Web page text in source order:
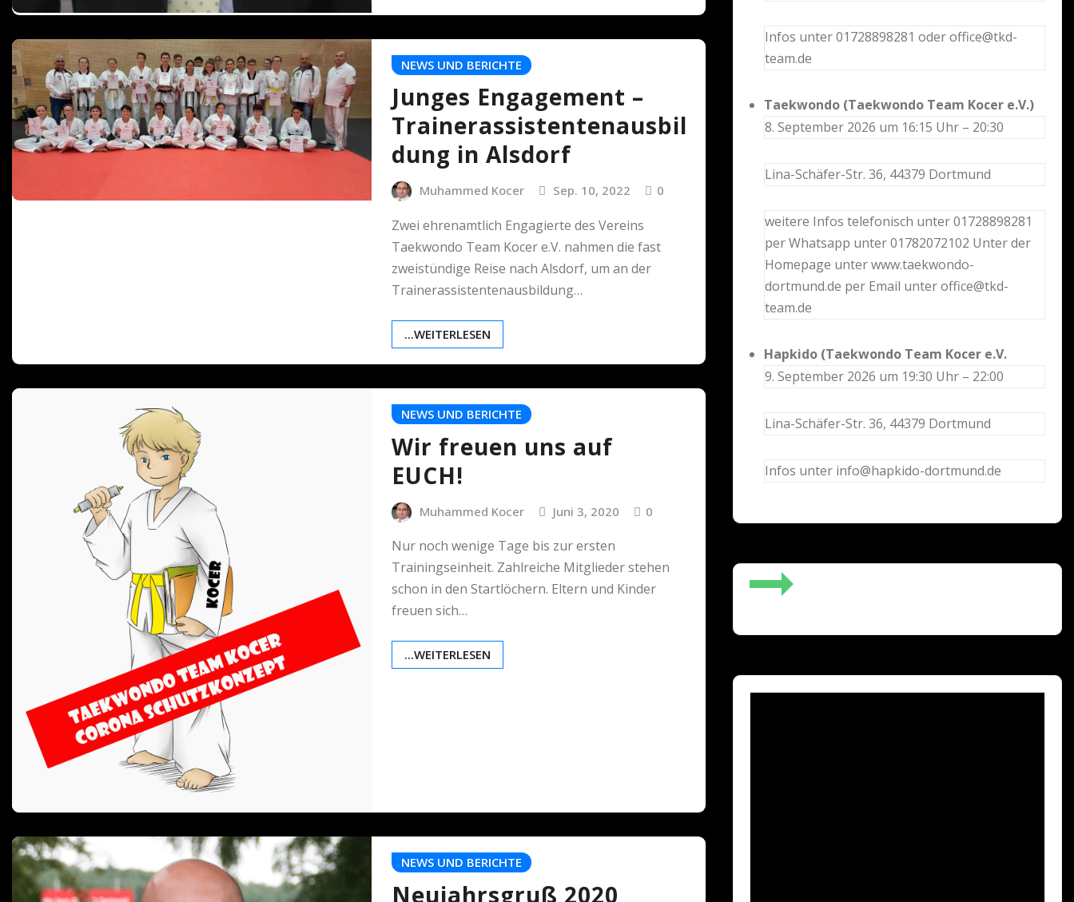
NEWS UND BERICHTE
Junges Engagement –
Trainerassistentenausbil
dung in Alsdorf
Muhammed Kocer Sep. 10, 2022 0
Zwei ehrenamtlich Engagierte des Vereins
Taekwondo Team Kocer e.V. nahmen die fast
zweistündige Reise nach Alsdorf, um an der
Trainerassistentenausbildung…
...WEITERLESEN
NEWS UND BERICHTE
Wir freuen uns auf
EUCH!
Muhammed Kocer Juni 3, 2020 0
Nur noch wenige Tage bis zur ersten
Trainingseinheit. Zahlreiche Mitglieder stehen
schon in den Startlöchern. Eltern und Kinder
freuen sich…
...WEITERLESEN
NEWS UND BERICHTE
Neujahrsgruß 2020
Infos unter 01728898281 oder office@tkd-
team.de
Taekwondo (Taekwondo Team Kocer e.V.)
8. September 2026 um 16:15 Uhr – 20:30
Lina-Schäfer-Str. 36, 44379 Dortmund
weitere Infos telefonisch unter 01728898281
per Whatsapp unter 01782072102 Unter der
Homepage unter www.taekwondo-
dortmund.de per Email unter office@tkd-
team.de
Hapkido (Taekwondo Team Kocer e.V.
9. September 2026 um 19:30 Uhr – 22:00
Lina-Schäfer-Str. 36, 44379 Dortmund
Infos unter info@hapkido-dortmund.de